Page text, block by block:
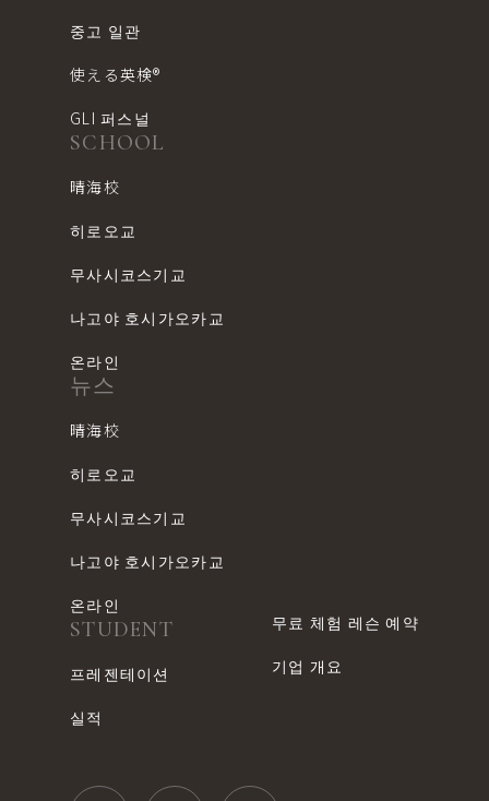
중고 일관
使える英検®︎
GLI 퍼스널
SCHOOL
晴海校
히로오교
무사시코스기교
나고야 호시가오카교
온라인
뉴스
晴海校
히로오교
무사시코스기교
나고야 호시가오카교
온라인
STUDENT
프레젠테이션
실적
무료 체험 레슨 예약
기업 개요